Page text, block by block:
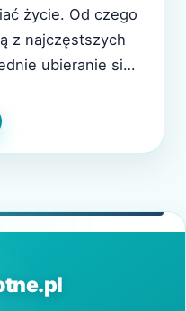
życie. Od czego
z najczęstszych
ubieranie się.
a potem zbyt